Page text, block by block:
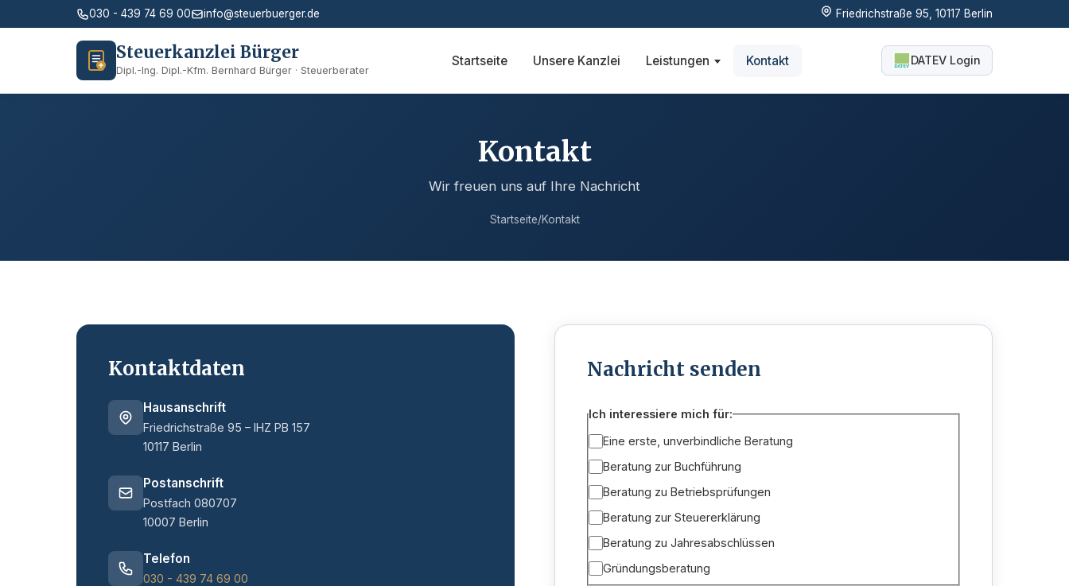
030 - 439 74 69 00 info@steuerbuerger.de Friedrichstraße 95, 10117 Berlin
Steuerkanzlei Bürger
Dipl.-Ing. Dipl.-Kfm. Bernhard Bürger · Steuerberater
Startseite Unsere Kanzlei Leistungen Kontakt DATEV Login
Kontakt
Wir freuen uns auf Ihre Nachricht
Startseite/Kontakt
Kontaktdaten
Hausanschrift
Friedrichstraße 95 – IHZ PB 157
10117 Berlin
Postanschrift
Postfach 080707
10007 Berlin
Telefon
030 - 439 74 69 00
Nachricht senden
Ich interessiere mich für:
Eine erste, unverbindliche Beratung
Beratung zur Buchführung
Beratung zu Betriebsprüfungen
Beratung zur Steuererklärung
Beratung zu Jahresabschlüssen
Gründungsberatung